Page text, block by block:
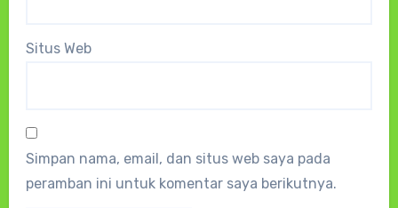
Situs Web
Simpan nama, email, dan situs web saya pada
peramban ini untuk komentar saya berikutnya.